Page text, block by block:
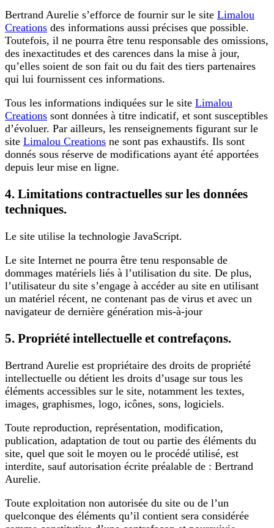
Bertrand Aurelie s’efforce de fournir sur le site Limalou
Creations des informations aussi précises que possible.
Toutefois, il ne pourra être tenu responsable des omissions,
des inexactitudes et des carences dans la mise à jour,
qu’elles soient de son fait ou du fait des tiers partenaires
qui lui fournissent ces informations.
Tous les informations indiquées sur le site Limalou
Creations sont données à titre indicatif, et sont susceptibles
d’évoluer. Par ailleurs, les renseignements figurant sur le
site Limalou Creations ne sont pas exhaustifs. Ils sont
donnés sous réserve de modifications ayant été apportées
depuis leur mise en ligne.
4. Limitations contractuelles sur les données
techniques.
Le site utilise la technologie JavaScript.
Le site Internet ne pourra être tenu responsable de
dommages matériels liés à l’utilisation du site. De plus,
l’utilisateur du site s’engage à accéder au site en utilisant
un matériel récent, ne contenant pas de virus et avec un
navigateur de dernière génération mis-à-jour
5. Propriété intellectuelle et contrefaçons.
Bertrand Aurelie est propriétaire des droits de propriété
intellectuelle ou détient les droits d’usage sur tous les
éléments accessibles sur le site, notamment les textes,
images, graphismes, logo, icônes, sons, logiciels.
Toute reproduction, représentation, modification,
publication, adaptation de tout ou partie des éléments du
site, quel que soit le moyen ou le procédé utilisé, est
interdite, sauf autorisation écrite préalable de : Bertrand
Aurelie.
Toute exploitation non autorisée du site ou de l’un
quelconque des éléments qu’il contient sera considérée